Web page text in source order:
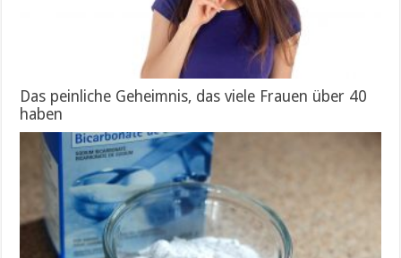
Das peinliche Geheimnis, das viele Frauen über 40
haben